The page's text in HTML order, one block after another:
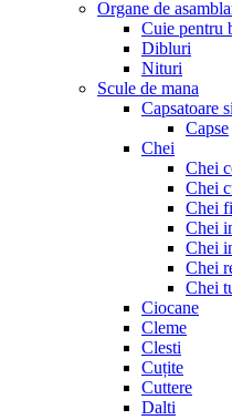
Organe de
Cuie pentru
Dibluri
Nituri
Scule de mana
Capsatoare
Capse
Chei
Chei
Chei
Chei
Chei
Chei
Chei
Chei
Ciocane
Cleme
Clesti
Cuțite
Cuttere
Dalti